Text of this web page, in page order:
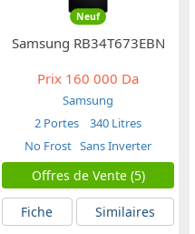
Neuf
Samsung RB34T673EBN
Prix 160 000 Da
Samsung
2 Portes
340 Litres
No Frost Sans Inverter
Offres de Vente (5)
Fiche
Similaires